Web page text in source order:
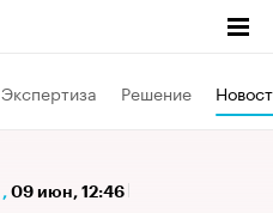
Экспертиза Решение
, 09 июн, 12:46